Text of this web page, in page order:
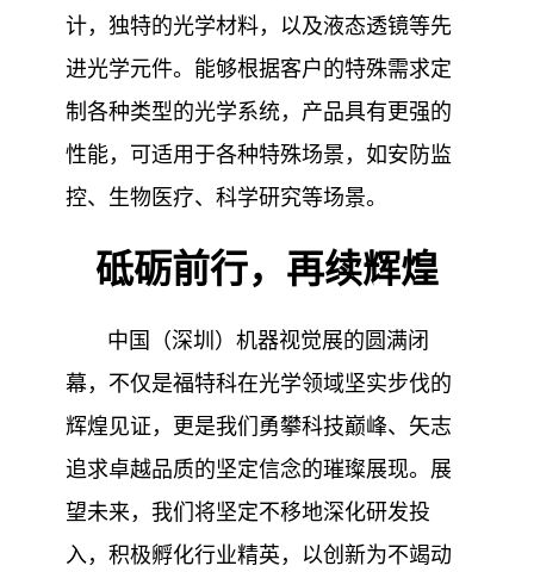
计，独特的光学材料，以及液态透镜等先
进光学元件。能够根据客户的特殊需求定
制各种类型的光学系统，产品具有更强的
性能，可适用于各种特殊场景，如安防监
控、生物医疗、科学研究等场景。
砥砺前行，再续辉煌
中国（深圳）机器视觉展的圆满闭
幕，不仅是福特科在光学领域坚实步伐的
辉煌见证，更是我们勇攀科技巅峰、矢志
追求卓越品质的坚定信念的璀璨展现。展
望未来，我们将坚定不移地深化研发投
入，积极孵化行业精英，以创新为不竭动